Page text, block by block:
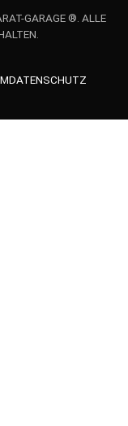
GARAGE ®. ALLE
DATENSCHUTZ